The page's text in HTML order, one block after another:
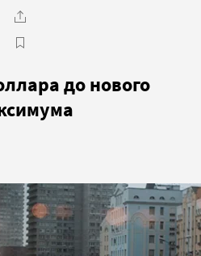
до нового